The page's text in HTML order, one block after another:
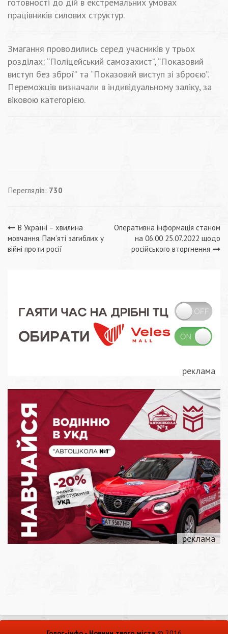
готовності до дій в екстремальних умовах
працівників силових структур.
Змагання проводились серед учасників у трьох
розділах: “Поліцейський самозахист”, “Показовий
виступ без зброї” та “Показовий виступ зі зброєю”.
Переможців визначали в індивідуальному заліку, за
віковою категорією.
Переглядів: 730
Навігація
записів
В Україні – хвилина
мовчання. Пам’яті загиблих у
війні проти росії
Оперативна інформація станом
на 06.00 25.07.2022 щодо
російського вторгнення